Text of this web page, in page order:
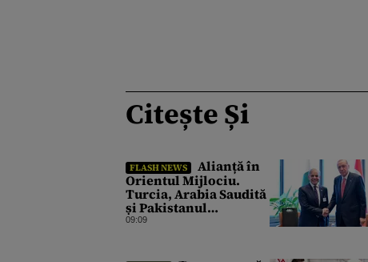
Citește Și
FLASH NEWS
Alianță în
Orientul Mijlociu.
Turcia, Arabia Saudită
și Pakistanul
semnează vineri un
09:09